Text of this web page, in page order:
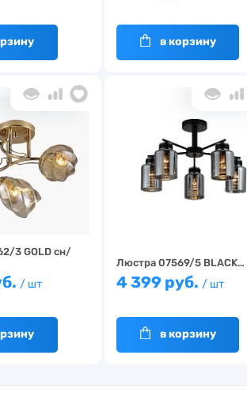
в корзину
3 GOLD сн/
/ шт
Люстра 07569/5 BLACK…
4 399 руб. / шт
в корзину